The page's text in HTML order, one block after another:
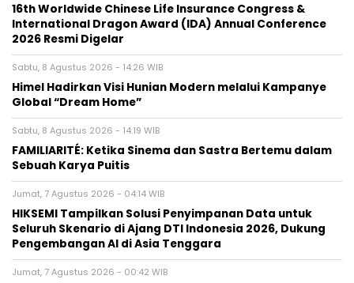
16th Worldwide Chinese Life Insurance Congress &
International Dragon Award (IDA) Annual Conference
2026 Resmi Digelar
Sabtu, 8 Agustus 2026 - 14:26 WIB
Himel Hadirkan Visi Hunian Modern melalui Kampanye
Global “Dream Home”
Sabtu, 8 Agustus 2026 - 14:19 WIB
FAMILIARITÉ: Ketika Sinema dan Sastra Bertemu dalam
Sebuah Karya Puitis
Jumat, 7 Agustus 2026 - 04:14 WIB
HIKSEMI Tampilkan Solusi Penyimpanan Data untuk
Seluruh Skenario di Ajang DTI Indonesia 2026, Dukung
Pengembangan AI di Asia Tenggara
Jumat, 7 Agustus 2026 - 00:42 WIB